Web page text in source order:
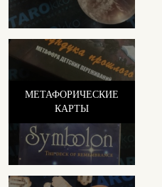
МЕТАФОРИЧЕСКИЕ
КАРТЫ